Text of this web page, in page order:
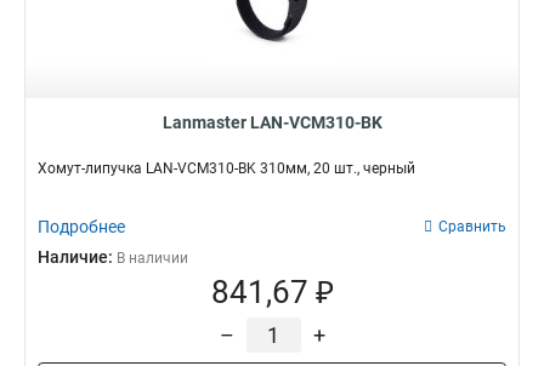
Lanmaster LAN-VCM310-BK
Хомут-липучка LAN-VCM310-BK 310мм, 20 шт., черный
Подробнее Сравнить
Наличие: В наличии
841,67 ₽
– +